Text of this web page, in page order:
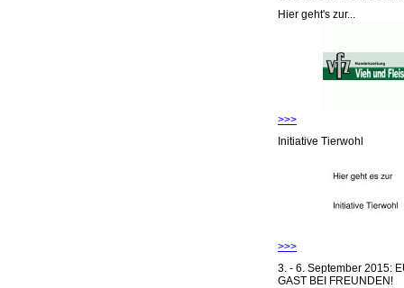
Hier geht's zur...
>>>
Initiative Tierwohl
>>>
3. - 6. September 2015:
GAST BEI FREUNDEN!